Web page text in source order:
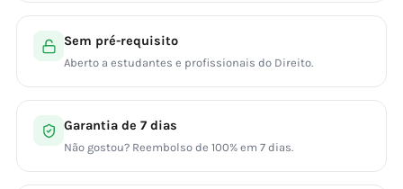
Sem pré-requisito
Aberto a estudantes e profissionais do Direito.
Garantia de 7 dias
Não gostou? Reembolso de 100% em 7 dias.